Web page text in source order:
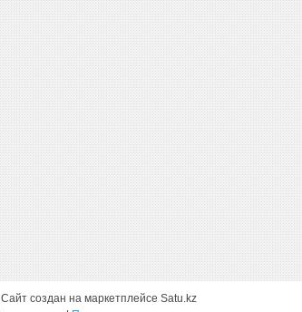
Сайт создан на маркетплейсе Satu.kz